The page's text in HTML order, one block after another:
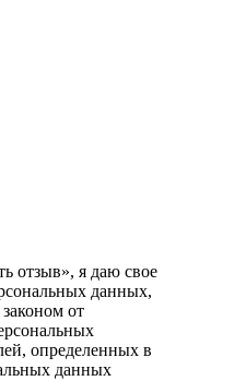
отзыв», я даю свое
данных,
от
определенных в
данных